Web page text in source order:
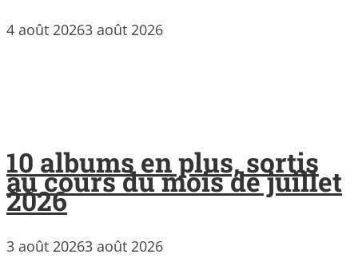
4 août 20263 août 2026
10 albums en plus, sortis
au cours du mois de juillet
2026
3 août 20263 août 2026